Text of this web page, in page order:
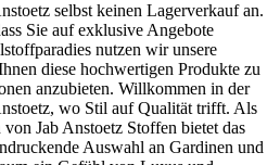
selbst keinen Lagerverkauf an.
Sie auf exklusive Angebote
nutzen wir unsere
diese hochwertigen Produkte zu
anzubieten. Willkommen in der
wo Stil auf Qualität trifft. Als
Jab Anstoetz Stoffen bietet das
Auswahl an Gardinen und